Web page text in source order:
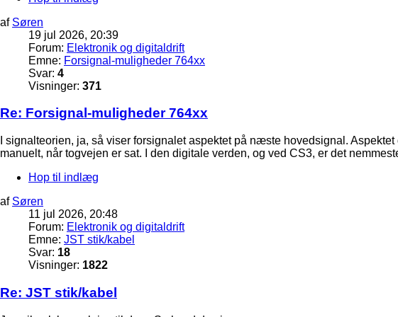
af Søren
19 jul 2026, 20:39
Forum: Elektronik og digitaldrift
Emne: Forsignal-muligheder 764xx
Svar: 4
Visninger: 371
Re: Forsignal-muligheder 764xx
I signalteorien, ja, så viser forsignalet aspektet på næste hovedsignal.
manuelt, når togvejen er sat. I den digitale verden, og ved CS3, er det
Hop til indlæg
af Søren
11 jul 2026, 20:48
Forum: Elektronik og digitaldrift
Emne: JST stik/kabel
Svar: 18
Visninger: 1822
Re: JST stik/kabel